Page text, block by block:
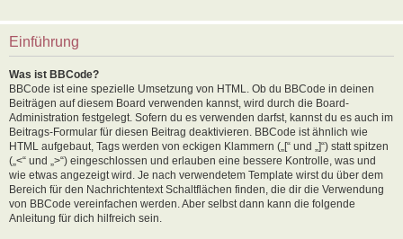
Einführung
Was ist BBCode?
BBCode ist eine spezielle Umsetzung von HTML. Ob du BBCode in deinen
Beiträgen auf diesem Board verwenden kannst, wird durch die Board-
Administration festgelegt. Sofern du es verwenden darfst, kannst du es auch im
Beitrags-Formular für diesen Beitrag deaktivieren. BBCode ist ähnlich wie
HTML aufgebaut, Tags werden von eckigen Klammern („[“ und „]“) statt spitzen
(„<“ und „>“) eingeschlossen und erlauben eine bessere Kontrolle, was und
wie etwas angezeigt wird. Je nach verwendetem Template wirst du über dem
Bereich für den Nachrichtentext Schaltflächen finden, die dir die Verwendung
von BBCode vereinfachen werden. Aber selbst dann kann die folgende
Anleitung für dich hilfreich sein.